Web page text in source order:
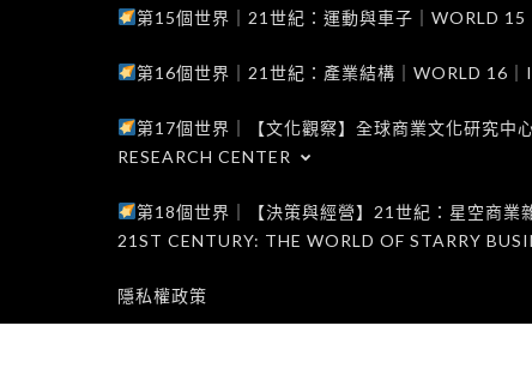
第15個世界｜21世紀：運動與車子｜WORLD
第16個世界｜21世紀：產業結構｜WORLD 16
第17個世界｜【文化觀察】全球商業文化研究
RESEARCH CENTER
第18個世界｜【決策與經營】21世紀：星空商
21ST CENTURY: THE WORLD OF STARRY
隱私權政策